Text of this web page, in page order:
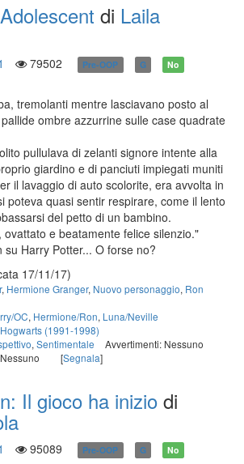
di Laila
79502 Pre-OOP G No
tremolanti mentre lasciavano posto al
ombre azzurrine sulle case quadrate
pullulava di zelanti signore intente alla
giardino e di panciuti impiegati muniti
il lavaggio di auto scolorite, era avvolta in
poteva quasi sentir respirare, come il lento
del petto di un bambino.
ovattato e beatamente felice silenzio."
su Harry Potter... O forse no?
17/11/17)
, Hermione Granger, Nuovo personaggio, Ron
OC, Hermione/Ron, Luna/Neville
(1991-1998)
, Sentimentale
Avvertimenti: Nessuno
[Segnala]
Il gioco ha inizio di
95089 Pre-OOP G No